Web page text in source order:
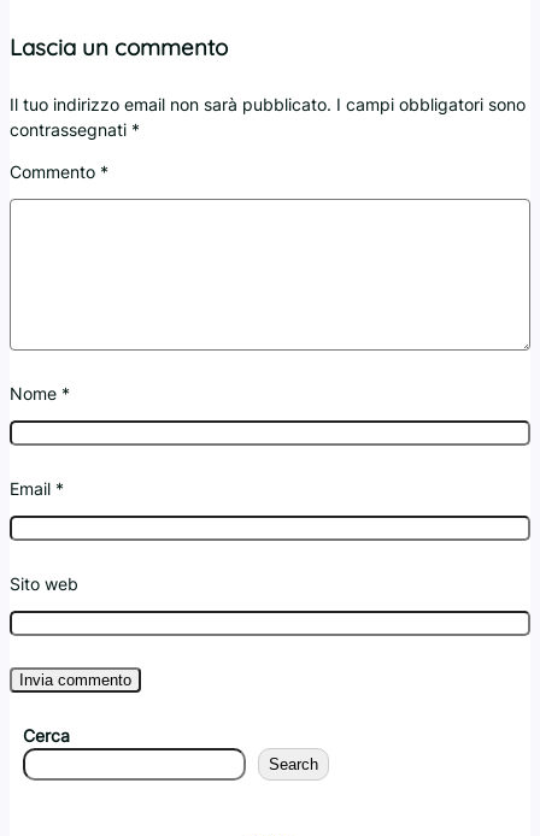
Lascia un commento
Il tuo indirizzo email non sarà pubblicato. I campi obbligatori sono
contrassegnati *
Commento *
Nome *
Email *
Sito web
Cerca
Search